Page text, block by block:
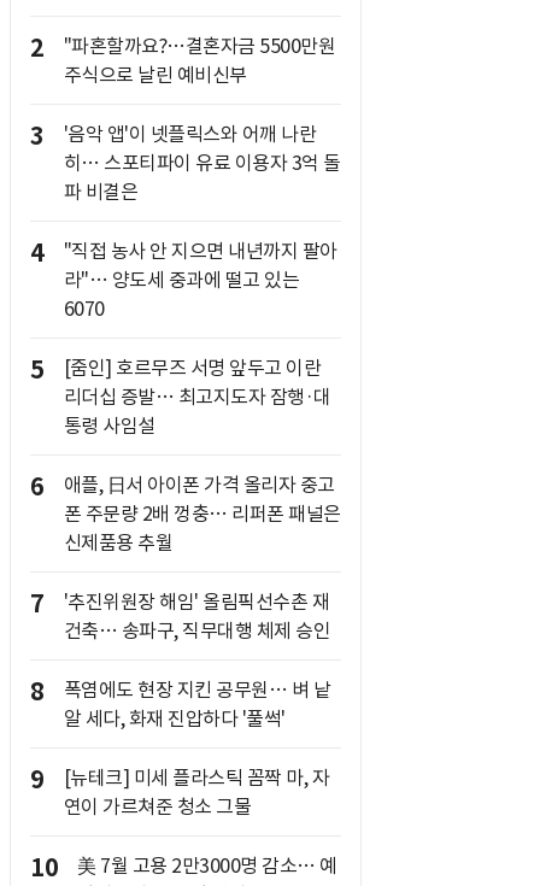
2
"파혼할까요?…결혼자금 5500만원
주식으로 날린 예비신부
3
'음악 앱'이 넷플릭스와 어깨 나란
히… 스포티파이 유료 이용자 3억 돌
파 비결은
4
"직접 농사 안 지으면 내년까지 팔아
라"… 양도세 중과에 떨고 있는
6070
5
[줌인] 호르무즈 서명 앞두고 이란
리더십 증발… 최고지도자 잠행·대
통령 사임설
6
애플, 日서 아이폰 가격 올리자 중고
폰 주문량 2배 껑충… 리퍼폰 패널은
신제품용 추월
7
'추진위원장 해임' 올림픽선수촌 재
건축… 송파구, 직무대행 체제 승인
8
폭염에도 현장 지킨 공무원… 벼 낱
알 세다, 화재 진압하다 '풀썩'
9
[뉴테크] 미세 플라스틱 꼼짝 마, 자
연이 가르쳐준 청소 그물
10
美 7월 고용 2만3000명 감소… 예